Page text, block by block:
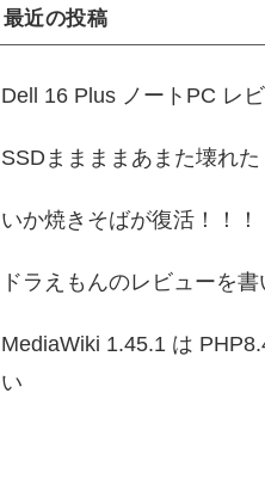
最近の投稿
Dell 16 Plus ノートPC レ
SSDままままあまた壊れた
いか焼きそばが復活！！！
ドラえもんのレビューを書
MediaWiki 1.45.1 は
い